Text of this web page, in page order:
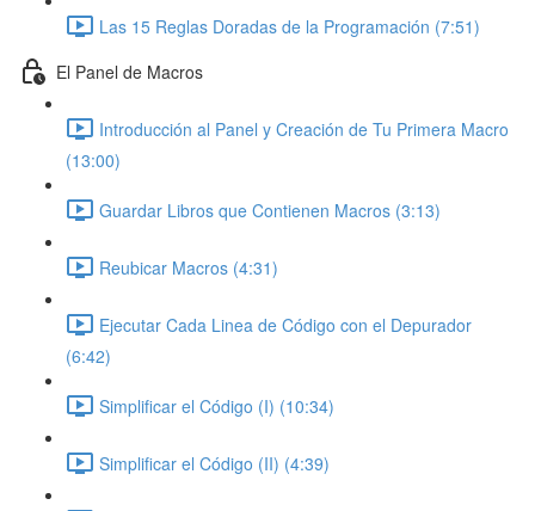
Las 15 Reglas Doradas de la Programación (7:51)
El Panel de Macros
Introducción al Panel y Creación de Tu Primera Macro
(13:00)
Guardar Libros que Contienen Macros (3:13)
Reubicar Macros (4:31)
Ejecutar Cada Linea de Código con el Depurador
(6:42)
Simplificar el Código (I) (10:34)
Simplificar el Código (II) (4:39)